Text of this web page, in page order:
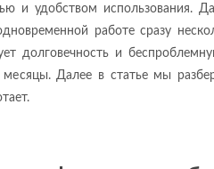
и удобством использования.
работе сразу
долговечность и
Далее в статье мы